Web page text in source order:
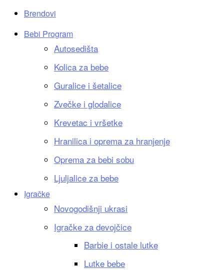
Brendovi
Bebi Program
Autosedišta
Kolica za bebe
Guralice i šetalice
Zvečke i glodalice
Krevetac i vršetke
Hranilica i oprema za hranjenje
Oprema za bebi sobu
Ljuljalice za bebe
Igračke
Novogodišnji ukrasi
Igračke za devojčice
Barbie i ostale lutke
Lutke bebe